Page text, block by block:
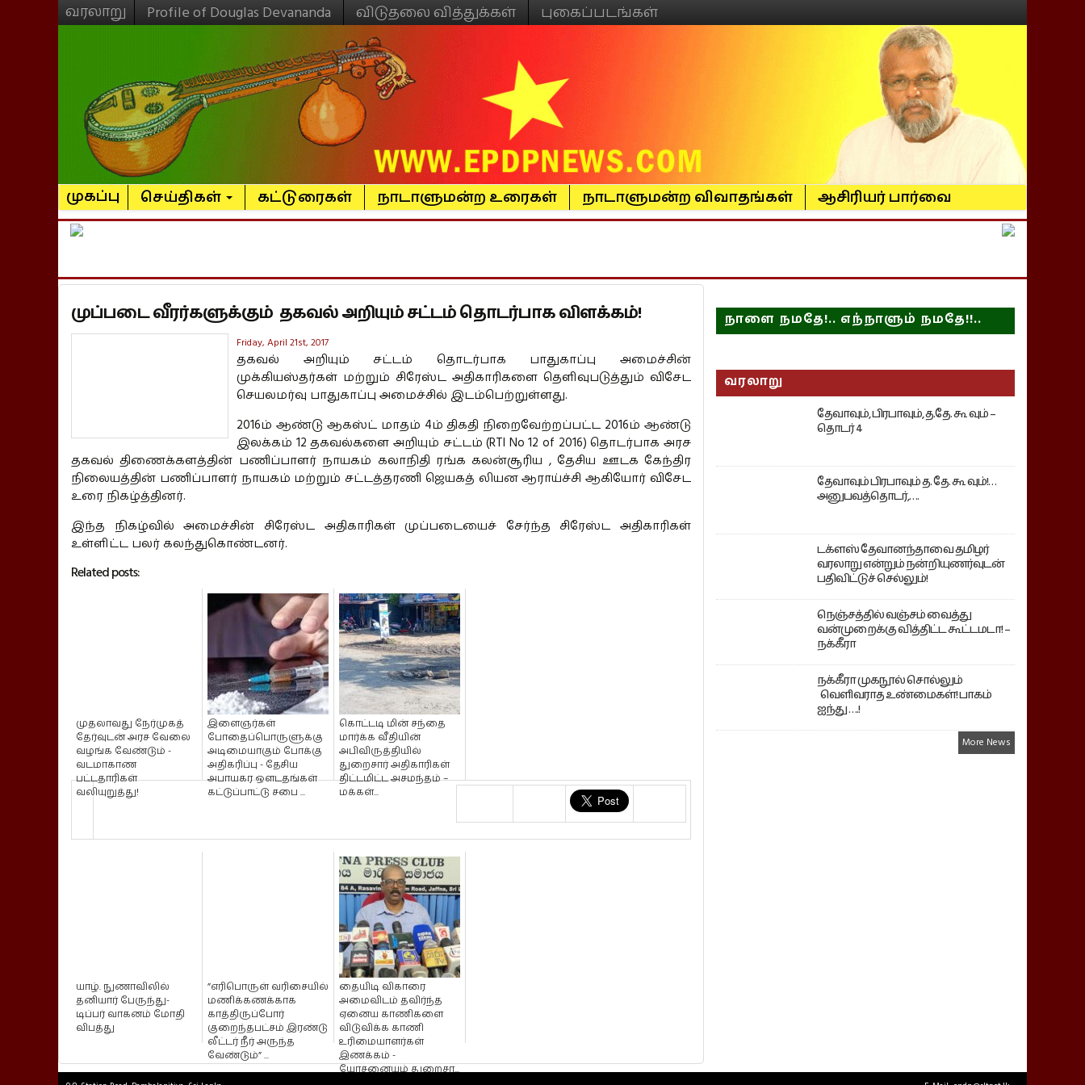
வரலாறு Profile of Douglas Devananda விடுதலை வித்துக்கள் புகைப்படங்கள்
முகப்பு செய்திகள் கட்டுரைகள் நாடாளுமன்ற உரைகள் நாடாளுமன்ற விவாதங்கள் ஆசிரியர் பார்வை
முப்படை வீரர்களுக்கும் தகவல் அறியும் சட்டம் தொடர்பாக விளக்கம்!
Friday, April 21st, 2017
தகவல் அறியும் சட்டம் தொடர்பாக பாதுகாப்பு அமைச்சின்
முக்கியஸ்தர்கள் மற்றும் சிரேஸ்ட அதிகாரிகளை தெளிவுபடுத்தும் விசேட
செயலமர்வு பாதுகாப்பு அமைச்சில் இடம்பெற்றுள்ளது.
2016ம் ஆண்டு ஆகஸ்ட் மாதம் 4ம் திகதி நிறைவேற்றப்பட்ட 2016ம் ஆண்டு
இலக்கம் 12 தகவல்களை அறியும் சட்டம் (RTI No 12 of 2016) தொடர்பாக அரச
தகவல் திணைக்களத்தின் பணிப்பாளர் நாயகம் கலாநிதி ரங்க கலன்சூரிய , தேசிய ஊடக கேந்திர
நிலையத்தின் பணிப்பாளர் நாயகம் மற்றும் சட்டத்தரணி ஜெயகத் லியன ஆராய்ச்சி ஆகியோர் விசேட
உரை நிகழ்த்தினர்.
இந்த நிகழ்வில் அமைச்சின் சிரேஸ்ட அதிகாரிகள் முப்படையைச் சேர்ந்த சிரேஸ்ட அதிகாரிகள்
உள்ளிட்ட பலர் கலந்துகொண்டனர்.
Related posts:
முதலாவது நேர்முகத்
தேர்வுடன் அரச வேலை
வழங்க வேண்டும் -
வடமாகாண
பட்டதாரிகள்
வலியுறுத்து!
இளைஞர்கள்
போதைப்பொருளுக்கு
அடிமையாகும் போக்கு
அதிகரிப்பு - தேசிய
அபாயகர ஒளடதங்கள்
கட்டுப்பாட்டு சபை ...
கொட்டடி மின் சந்தை
மார்க்க வீதியின்
அபிவிருத்தியில்
துறைசார் அதிகாரிகள்
திட்டமிட்ட அசமந்தம் –
மக்கள்...
யாழ். நுணாவிலில்
தனியார் பேருந்து-
டிப்பர் வாகனம் மோதி
விபத்து
”எரிபொருள் வரிசையில்
மணிக்கணக்காக
காத்திருப்போர்
குறைந்தபட்சம் இரண்டு
லீட்டர் நீர் அருந்த
வேண்டும்” ...
தையிடி விகாரை
அமைவிடம் தவிர்ந்த
ஏனைய காணிகளை
விடுவிக்க காணி
உரிமையாளர்கள்
இணக்கம் -
யோசனையும் துறைசா...
நாளை நமதே!.. எந்நாளும் நமதே!!..
வரலாறு
தேவாவும், பிரபாவும், த.தே. கூ வும் –
தொடர் 4
தேவாவும் பிரபாவும் த. தே. கூ வும்!…
அனுபவத்தொடர்,….
டக்ளஸ் தேவானந்தாவை தமிழர்
வரலாறு என்றும் நன்றியுணர்வுடன்
பதிவிட்டுச் செல்லும்!
நெஞ்சத்தில் வஞ்சம் வைத்து
வன்முறைக்கு வித்திட்ட கூட்டமடா! –
நக்கீரா
நக்கீரா முகநூல் சொல்லும்
வெளிவராத உண்மைகள்! பாகம்
ஐந்து ….!
More News